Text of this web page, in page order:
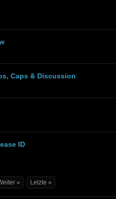
Caps & Discussion
ID
» Letzte »